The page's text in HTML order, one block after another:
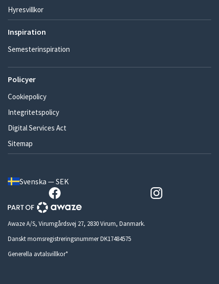
Hyresvillkor
Inspiration
Semesterinspiration
Policyer
Cookiepolicy
Integritetspolicy
Digital Services Act
Sitemap
Svenska — SEK
Awaze A/S, Virumgårdsvej 27, 2830 Virum, Danmark.
Danskt momsregistreringsnummer DK17484575
Generella avtalsvillkor*